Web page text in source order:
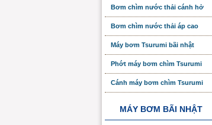
Bơm chìm nước thải cánh hở
Bơm chìm nước thải áp cao
Máy bơm Tsurumi bãi nhật
Phớt máy bơm chìm Tsurumi
Cánh máy bơm chìm Tsurumi
MÁY BƠM BÃI NHẬT